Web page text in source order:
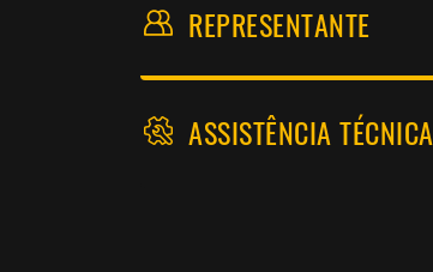
REPRESENTANTE
ASSISTÊNCIA TÉCNICA